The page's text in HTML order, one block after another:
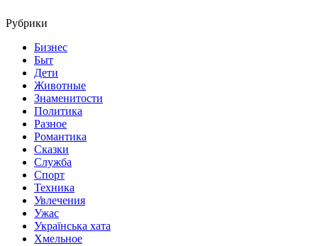
Рубрики
Бизнес
Быт
Дети
Животные
Знаменитости
Политика
Разное
Романтика
Сказки
Служба
Спорт
Техника
Увлечения
Ужас
Українська хата
Хмельное